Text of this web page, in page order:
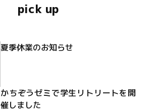
pick up
夏季休業のお知らせ
かちぞうゼミで学生リトリートを開
催しました